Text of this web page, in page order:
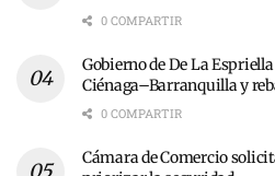
0 COMPARTIR
Gobierno de De La
Ciénaga–Barranquilla y
0 COMPARTIR
Cámara de Comercio